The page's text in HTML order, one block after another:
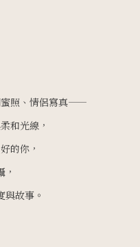
蜜照、情侶寫真——
和光線，
的你，
與故事。